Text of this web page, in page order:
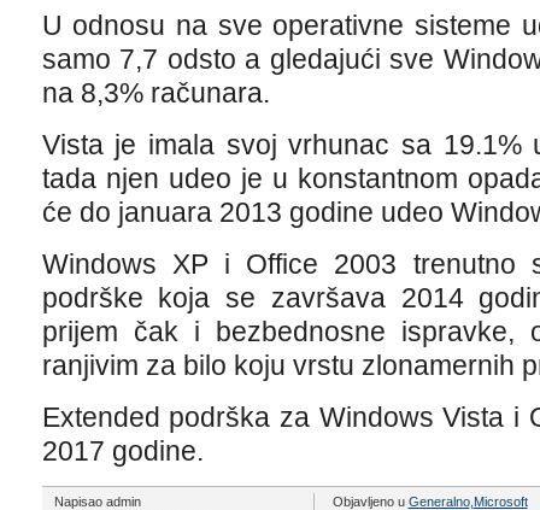
U odnosu na sve operativne sisteme
samo 7,7 odsto a gledajući sve
na 8,3% računara.
Vista je imala svoj vrhunac sa 19.1%
tada njen udeo je u konstantnom
će do januara 2013 godine udeo
Windows XP i Office 2003 trenutno
podrške koja se završava 2014
prijem čak i bezbednosne ispravke,
ranjivim za bilo koju vrstu zlonamernih
Extended podrška za Windows Vista i
2017 godine.
Napisao admin
Objavljeno u Generalno, Microsoft